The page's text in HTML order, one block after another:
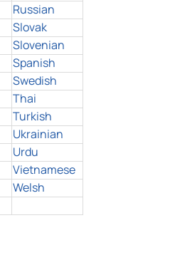
Russian
Slovak
Slovenian
Spanish
Swedish
Thai
Turkish
Ukrainian
Urdu
Vietnamese
Welsh